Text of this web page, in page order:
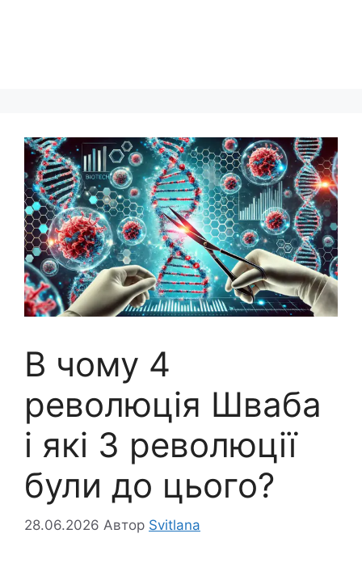
В чому 4
революція Шваба
і які 3 революції
були до цього?
28.06.2026 Автор Svitlana